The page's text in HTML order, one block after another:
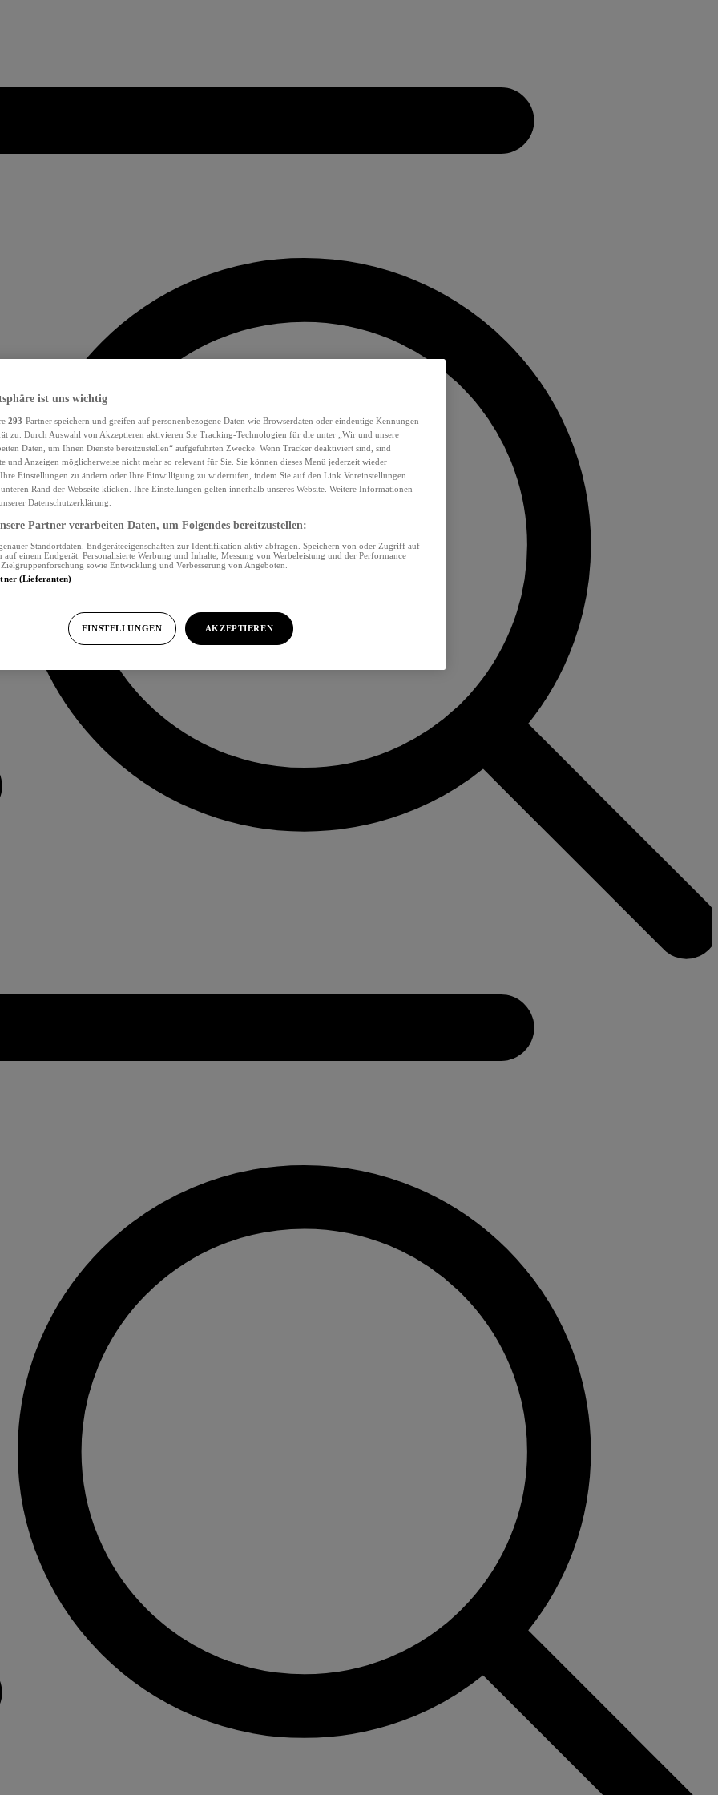
ist uns wichtig
293-Partner speichern und greifen auf personenbezogene Daten wie Browserdaten oder eindeutige Kennungen
zu. Durch Auswahl von Akzeptieren aktivieren Sie Tracking-Technologien für die unter „Wir und unsere
Daten, um Ihnen Dienste bereitzustellen“ aufgeführten Zwecke. Wenn Tracker deaktiviert sind, sind
und Anzeigen möglicherweise nicht mehr so relevant für Sie. Sie können dieses Menü jederzeit wieder
Einstellungen zu ändern oder Ihre Einwilligung zu widerrufen, indem Sie auf den Link Voreinstellungen
Rand der Webseite klicken. Ihre Einstellungen gelten innerhalb unseres Website. Weitere Informationen
Datenschutzerklärung.
Partner verarbeiten Daten, um Folgendes bereitzustellen:
Standortdaten. Endgeräteeigenschaften zur Identifikation aktiv abfragen. Speichern von oder Zugriff auf
einem Endgerät. Personalisierte Werbung und Inhalte, Messung von Werbeleistung und der Performance
sowie Entwicklung und Verbesserung von Angeboten.
(Lieferanten)
EINSTELLUNGEN AKZEPTIEREN